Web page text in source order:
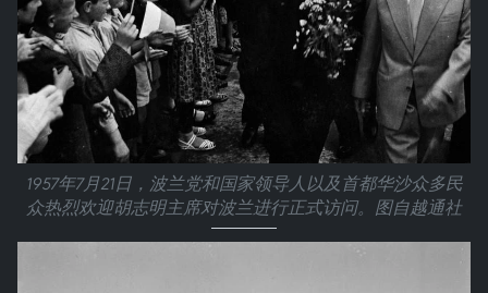
1957年7月21日，波兰党和国家领导人以及首都华沙众多民
众热烈欢迎胡志明主席对波兰进行正式访问。图自越通社